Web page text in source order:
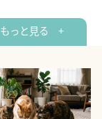
もっと見る +